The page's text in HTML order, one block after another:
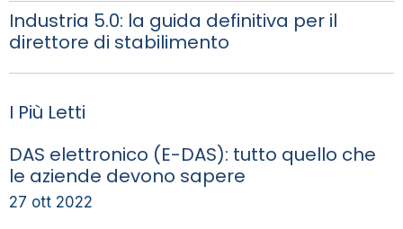
Industria 5.0: la guida definitiva per il
direttore di stabilimento
I Più Letti
DAS elettronico (E-DAS): tutto quello che
le aziende devono sapere
27 ott 2022